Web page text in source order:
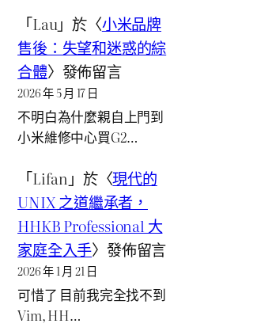
「Lau」於〈小米品牌
售後：失望和迷惑的綜
合體〉發佈留言
2026 年 5 月 17 日
不明白為什麼親自上門到
小米維修中心買G2…
「Lifan 」於〈現代的
UNIX 之道繼承者，
HHKB Professional 大
家庭全入手〉發佈留言
2026 年 1 月 21 日
可惜了 目前我完全找不到
Vim, HH…